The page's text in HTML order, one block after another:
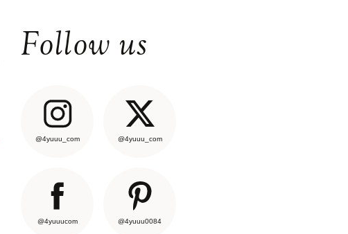
Follow us
@4yuuu_com @4yuuu_com
@4yuuucom @4yuuu0084